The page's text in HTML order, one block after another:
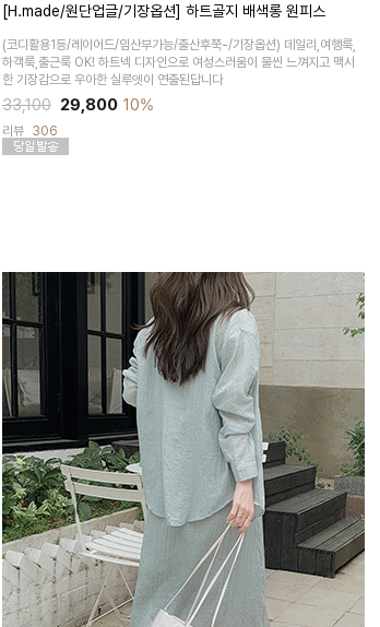
[H.made/원단업글/기장옵션] 하트골지 배색롱 원피스
(코디활용1등/레이어드/임산부가능/출산후쭉-/기장옵션) 데일리,여행룩,
하객룩,출근룩 OK! 하트넥 디자인으로 여성스러움이 물씬 느껴지고 맥시
한 기장감으로 우아한 실루엣이 연출된답니다
33,100 29,800 10%
리뷰 306